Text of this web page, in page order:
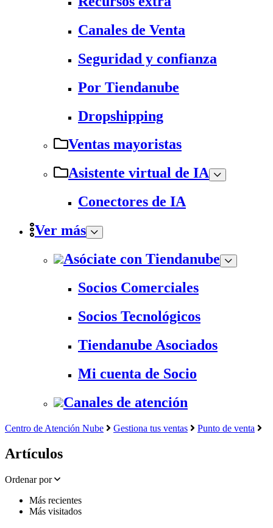
Canales de Venta
Seguridad y confianza
Por Tiendanube
Dropshipping
Ventas mayoristas
Asistente virtual de IA
Conectores de IA
Ver más
Asóciate con Tiendanube
Socios Comerciales
Socios Tecnológicos
Tiendanube Asociados
Mi cuenta de Socio
Canales de atención
Centro de Atención Nube Gestiona tus ventas Punto de venta
Artículos
Ordenar por
Más recientes
Más visitados